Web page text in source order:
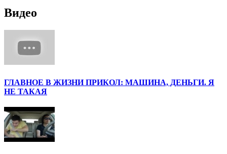
Видео
ГЛАВНОЕ В ЖИЗНИ ПРИКОЛ: МАШИНА, ДЕНЬГИ. Я
НЕ ТАКАЯ